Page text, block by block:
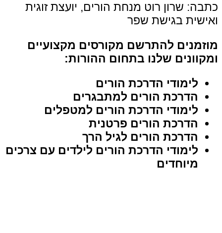
כתבה: שרון רוט מנחת הורים, יועצת זוגית
ואישית בגישת שפר
מוזמנים להתרשם מקורסים מקצועיים
ומקוונים שלנו בתחום ההורות:
לימודי הדרכת הורים
הדרכת הורים למתבגרים
לימודי הדרכת הורים למטפלים
הדרכת הורים פרטנית
הדרכת הורים לגיל הרך
לימודי הדרכת הורים לילדים עם צרכים
מיוחדים